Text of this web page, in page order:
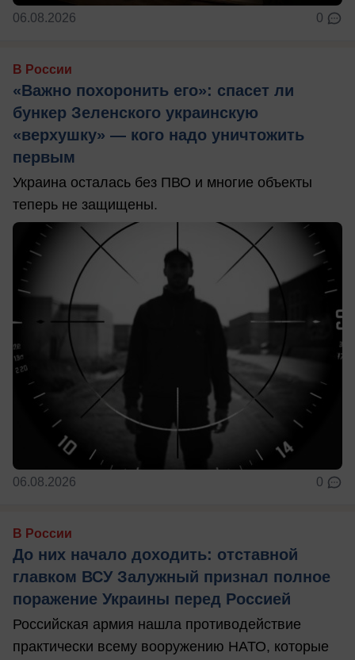
06.08.2026 0
В России
«Важно похоронить его»: спасет ли
бункер Зеленского украинскую
«верхушку» — кого надо уничтожить
первым
Украина осталась без ПВО и многие объекты
теперь не защищены.
06.08.2026 0
В России
До них начало доходить: отставной
главком ВСУ Залужный признал полное
поражение Украины перед Россией
Российская армия нашла противодействие
практически всему вооружению НАТО, которые